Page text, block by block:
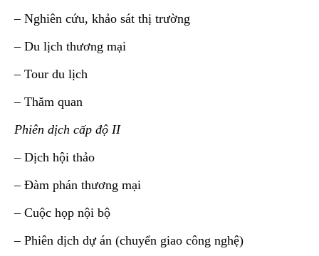
– Nghiên cứu, khảo sát thị trường
– Du lịch thương mại
– Tour du lịch
– Thăm quan
Phiên dịch cấp độ II
– Dịch hội thảo
– Đàm phán thương mại
– Cuộc họp nội bộ
– Phiên dịch dự án (chuyển giao công nghệ)